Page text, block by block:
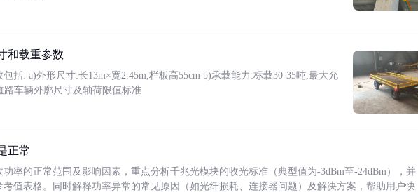
和载重参数
括: a)外形尺寸:长13m×宽2.45m,栏板高55cm b)承载能力:标载30-35吨,最大允
路车辆外廓尺寸及轴荷限值标准
正常
率的正常范围及影响因素，重点分析千兆光模块的收光标准（典型值为-3dBm至-24dBm），并
值表格。同时解释功率异常的常见原因（如光纤损耗、连接器问题）及解决方案，帮助用户快